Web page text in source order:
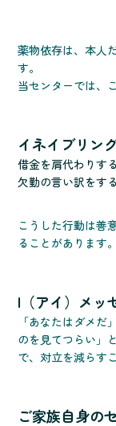
薬物依存は、本人
す。
当センターでは、
イネイブリン
借金を肩代わりする
欠勤の言い訳をする
こうした行動は善
ることがあります。
I（アイ）メッ
「あなたはダメ
のを見てつらい」と
で、対立を減らす
ご家族自身の